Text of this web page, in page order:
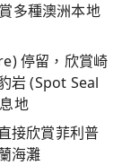
多種澳洲本地
停留，欣賞崎
岩 (Spot Seal
地
接欣賞菲利普
海灘